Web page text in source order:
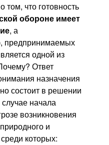
том, что готовность
обороне имеет
, а
предпринимаемых
одной из
Ответ
назначения
состоит в решении
начала
возникновения
и
которых: